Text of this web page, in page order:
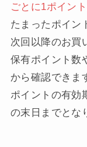
ごとに1ポイント
たまったポイン
次回以降のお買
保有ポイント数
から確認できま
ポイントの有効
の末日までとな